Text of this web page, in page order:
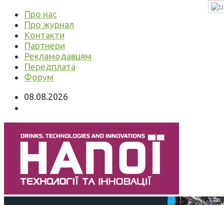
Про нас
Про журнал
Контакти
Партнери
Рекламодавцям
Передплата
Форум
08.08.2026